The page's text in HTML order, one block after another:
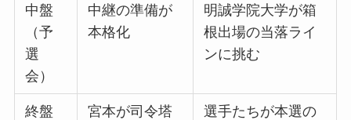
中盤
（予
選
会）
中継の準備が
本格化
明誠学院大学が箱
根出場の当落ライ
ンに挑む
終盤
宮本が司令塔
選手たちが本選の